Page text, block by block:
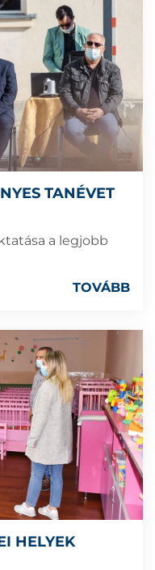
TANÉVET
a legjobb
TOVÁBB
HELYEK